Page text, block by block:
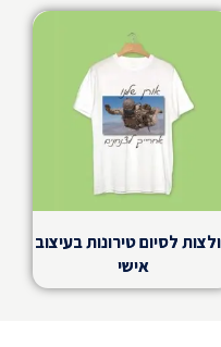
לסיום טירונות בעיצוב
אישי